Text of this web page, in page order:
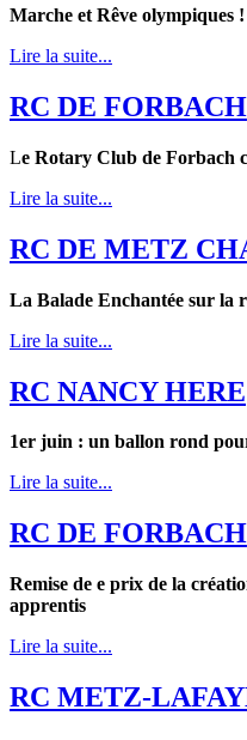
Marche et Rêve olympiques !
Lire la suite...
RC DE FORBACH
Le Rotary Club de Forbach
Lire la suite...
RC DE METZ
La Balade Enchantée sur la
Lire la suite...
RC NANCY HERE
1er juin : un ballon rond
Lire la suite...
RC DE FORBACH
Remise de e prix de la
apprentis
Lire la suite...
RC METZ-